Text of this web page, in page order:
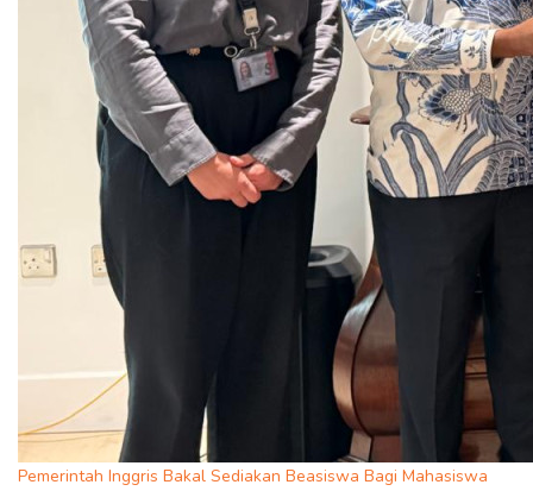
Pemerintah Inggris Bakal Sediakan Beasiswa Bagi Mahasiswa